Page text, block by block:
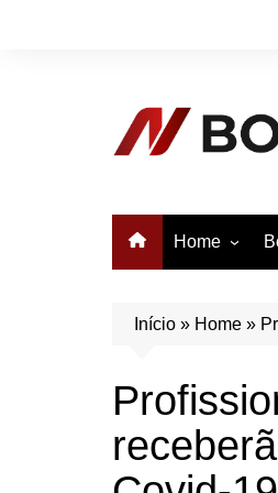
Home
Início » Home »